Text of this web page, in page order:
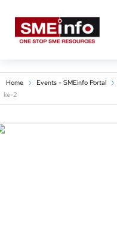
Home Events - SMEinfo Portal
ke-2